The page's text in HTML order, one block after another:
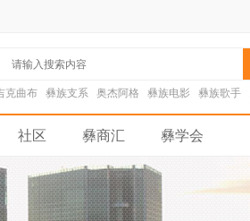
克曲布 彝族支系 奥杰阿格 彝族电影 彝族歌手
社区 彝商汇 彝学会